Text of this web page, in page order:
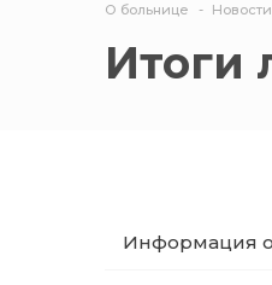
О больнице Новости
Итоги
Информация